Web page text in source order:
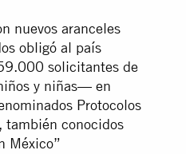
nuevos aranceles
obligó al país
solicitantes de
y niñas— en
Protocolos
también conocidos
México”